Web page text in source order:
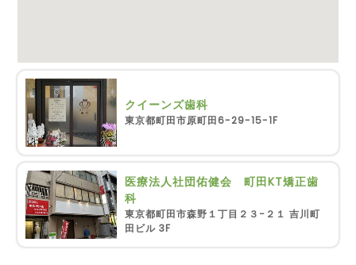
クイーンズ歯科
東京都町田市原町田6-29-15-1F
医療法人社団佑健会 町田KT矯正歯
科
東京都町田市森野１丁目２３−２１ 吉川町
田ビル 3F